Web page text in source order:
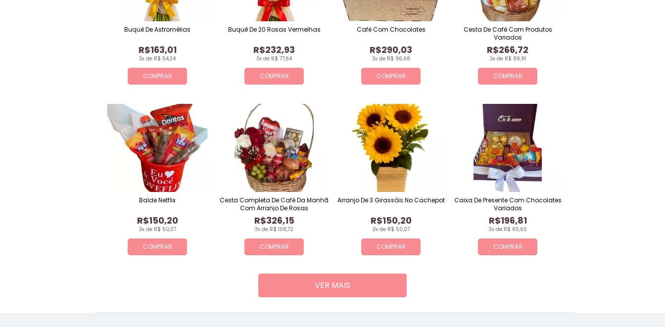
COMPRAR
3x de R$ 54,34
R$163,01
Buquê De Astromélias
COMPRAR
3x de R$ 77,64
R$232,93
Buquê De 20 Rosas Vermelhas
COMPRAR
3x de R$ 96,68
R$290,03
Café Com Chocolates
COMPRAR
3x de R$ 88,91
R$266,72
Cesta De Café Com Produtos
Variados
COMPRAR
3x de R$ 50,07
R$150,20
Balde Netflix
COMPRAR
3x de R$ 108,72
R$326,15
Cesta Completa De Café Da Manhã
Com Arranjo De Rosas
COMPRAR
3x de R$ 50,07
R$150,20
Arranjo De 3 Girassóis No Cachepot
COMPRAR
3x de R$ 65,60
R$196,81
Caixa De Presente Com Chocolates
Variados
VER MAIS